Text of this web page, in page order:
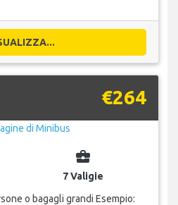
€264
business_center
7 Valigie
o bagagli grandi Esempio: